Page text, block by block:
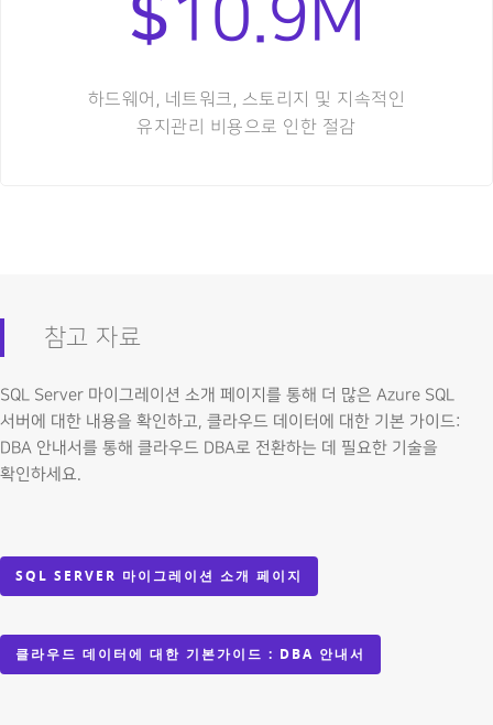
$10.9M
하드웨어, 네트워크, 스토리지 및 지속적인
유지관리 비용으로 인한 절감
참고 자료
SQL Server 마이그레이션 소개 페이지를 통해 더 많은 Azure SQL
서버에 대한 내용을 확인하고, 클라우드 데이터에 대한 기본 가이드:
DBA 안내서를 통해 클라우드 DBA로 전환하는 데 필요한 기술을
확인하세요.
SQL SERVER 마이그레이션 소개 페이지
클라우드 데이터에 대한 기본가이드 : DBA 안내서